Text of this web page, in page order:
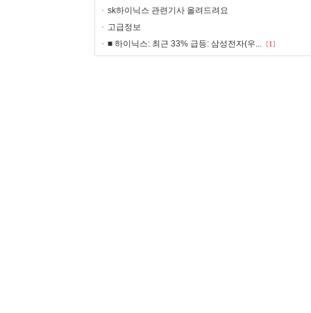
sk하이닉스 관련기사 올려드려요
고급정보
■ 하이닉스: 최근 33% 급등: 삼성전자(우... [1]